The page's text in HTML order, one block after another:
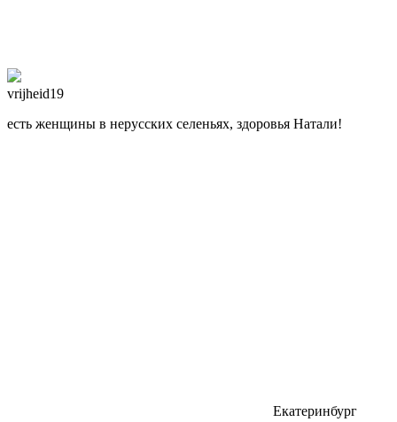
vrijheid19
есть женщины в нерусских селеньях, здоровья Натали!
Екатеринбург